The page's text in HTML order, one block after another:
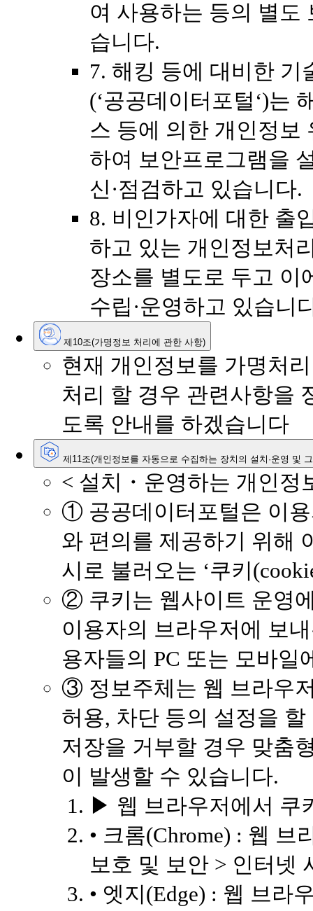
여 사용하는 등의 별도
습니다.
7. 해킹 등에 대비한 기
(‘공공데이터포털‘)는
스 등에 의한 개인정보
하여 보안프로그램을
신·점검하고 있습니다.
8. 비인가자에 대한 출
하고 있는 개인정보처
장소를 별도로 두고 이
수립·운영하고 있습니
제10조(가명정보 처리에 관한 사항)
현재 개인정보를 가명처
처리 할 경우 관련사항을
도록 안내를 하겠습니다
제11조(개인정보를 자동으로 수집하는 장치의 설치·운영 및
< 설치・운영하는 개인정
① 공공데이터포털은 이
와 편의를 제공하기 위해
시로 불러오는 ‘쿠키
② 쿠키는 웹사이트 운영
이용자의 브라우저에 보
용자들의 PC 또는 모바일
③ 정보주체는 웹 브라우
허용, 차단 등의 설정을
저장을 거부할 경우 맞춤
이 발생할 수 있습니다.
▶ 웹 브라우저에서 쿠
• 크롬(Chrome) : 웹 브
보호 및 보안 > 인터넷
• 엣지(Edge) : 웹 브라